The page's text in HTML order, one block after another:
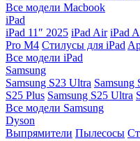
Все модели Macbook
iPad
iPad 11″ 2025 iPad Air iPad
Pro M4 Стилусы для iPad
Все модели iPad
Samsung
Samsung S23 Ultra Samsung
S25 Plus Samsung S25 Ultra
Все модели Samsung
Dyson
Выпрямители Пылесосы